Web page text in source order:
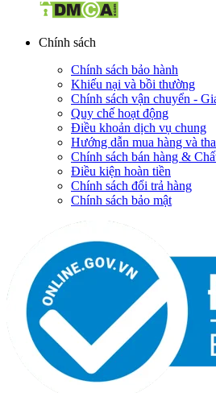
Chính sách
Chính sách bảo hành
Khiếu nại và bồi thường
Chính sách vận chuyển -
Quy chế hoạt động
Điều khoản dịch vụ chung
Hướng dẫn mua hàng và
Chính sách bán hàng &
Điều kiện hoàn tiền
Chính sách đổi trả hàng
Chính sách bảo mật